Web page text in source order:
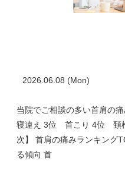
2026.06.08 (Mon)
当院でご相談の多い首肩の
寝違え 3位 首こり 4位 頚
次】 首肩の痛みランキン
る傾向 首